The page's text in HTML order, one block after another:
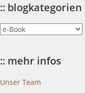
:: blogkategorien
::
blogkategorien
:: mehr infos
Unser Team